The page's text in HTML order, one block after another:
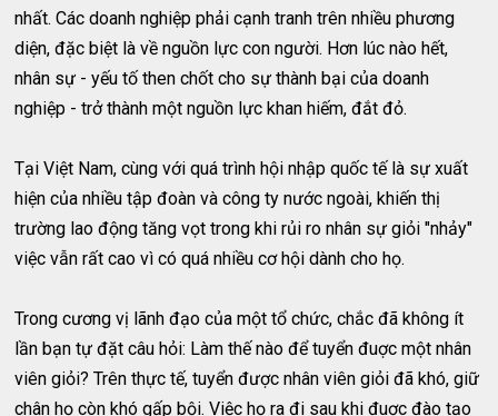
nhất. Các doanh nghiệp phải cạnh tranh trên nhiều phương
diện, đặc biệt là về nguồn lực con người. Hơn lúc nào hết,
nhân sự - yếu tố then chốt cho sự thành bại của doanh
nghiệp - trở thành một nguồn lực khan hiếm, đắt đỏ.
Tại Việt Nam, cùng với quá trình hội nhập quốc tế là sự xuất
hiện của nhiều tập đoàn và công ty nước ngoài, khiến thị
trường lao động tăng vọt trong khi rủi ro nhân sự giỏi "nhảy"
việc vẫn rất cao vì có quá nhiều cơ hội dành cho họ.
Trong cương vị lãnh đạo của một tổ chức, chắc đã không ít
lần bạn tự đặt câu hỏi: Làm thế nào để tuyển đuợc một nhân
viên giỏi? Trên thực tế, tuyển được nhân viên giỏi đã khó, giữ
chân họ còn khó gấp bội. Việc họ ra đi sau khi đuợc đào tạo